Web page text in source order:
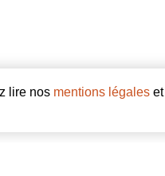
lire nos mentions légaleset